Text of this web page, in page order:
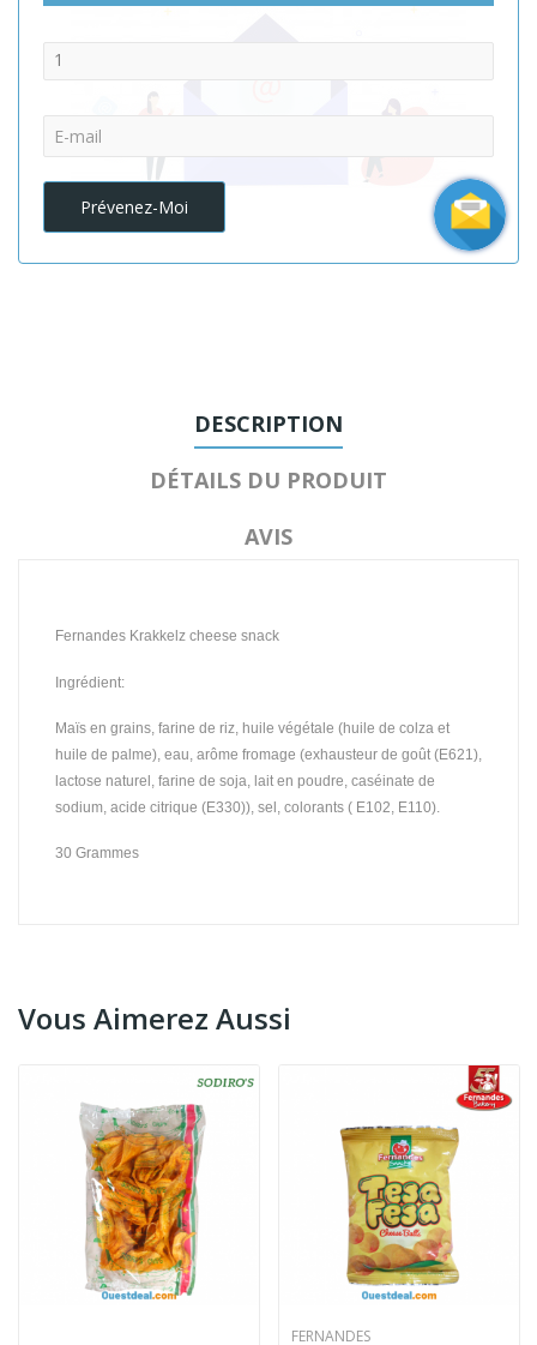
Prévenez-Moi
DESCRIPTION
DÉTAILS DU PRODUIT
AVIS
Fernandes Krakkelz cheese snack
Ingrédient:
Maïs en grains, farine de riz, huile végétale (huile de colza et
huile de palme), eau, arôme fromage (exhausteur de goût (E621),
lactose naturel, farine de soja, lait en poudre, caséinate de
sodium, acide citrique (E330)), sel, colorants ( E102, E110).
30 Grammes
Vous Aimerez Aussi
FERNANDES